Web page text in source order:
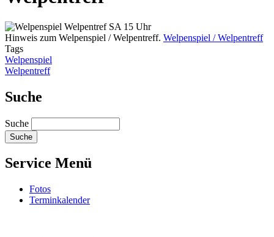
Hinweis zum Welpenspiel / Welpentreff. Welpenspiel / Welpentreff
Tags
Welpenspiel
Welpentreff
Suche
Suche
Service Menü
Fotos
Terminkalender